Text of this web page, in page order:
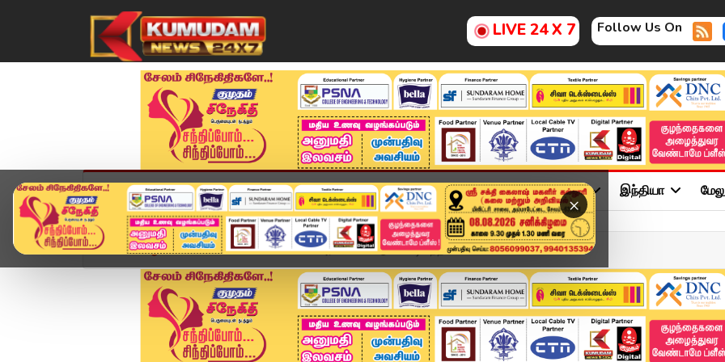
LIVE 24 X 7 Follow Us On
×
முகப்பு விளையாட்டு அண்மை தமிழ்நாடு சினிமா அரசியல் விளையாட்டு இந்தியா
Home ஆன்மிகம் Bullock Cart Race : அரிமளம் மாட்டு வண்டி பந்தயம...